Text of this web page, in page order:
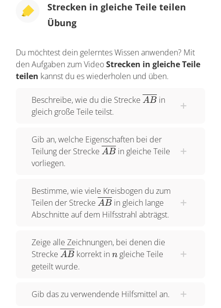
Winkel ist nicht so wichtig, aber zeichne den
Hilfsstrahl nicht zu kurz. Am Zirkel stellst du einen
einer der neuen Abschnitte. Wichtig ist nur, dass
du den Radius am Zirkel ab jetzt nicht mehr
AB in vier Teile aufteilen wollen, werden wir auch
auf dem Hilfsstrahl vier gleich lange Strecken
Kreisbogen, der den Hilfsstrahl schneidet stichst
dort wieder ein und wiederholst das Ganze. So
konstruierst du vier Schnittpunkte auf dem
zueinander haben. Mit einem Geodreieck
zeichnest du eine Gerade durch den letzten
Schnittpunkt auf dem Hilfsstrahl und den
Geraden zeichnest du Parallelen durch jeden
Schnittpunkt auf dem Hilfsstrahl. Nutze dafür zwei
Geodreieck bleibt dabei zunächst an der Geraden
Strecken in gleiche Teile teilen
Übung
Du möchtest dein gelerntes Wissen anwenden? Mit
den Aufgaben zum VideoStrecken in gleiche Teile
teilen kannst du es wiederholen und üben.
Beschreibe, wie du die Strecke \overline{AB}
AB in
gleich große Teile teilst.
Gib an, welche Eigenschaften bei der
Teilung der Strecke \overline{AB}
AB in gleiche Teile
vorliegen.
Bestimme, wie viele Kreisbogen du zum
Teilen der Strecke \overline{AB}
AB in gleich lange
Abschnitte auf dem Hilfsstrahl abträgst.
Zeige alle Zeichnungen, bei denen die
Strecke \overline{AB}
AB korrekt in n
n gleiche Teile
geteilt wurde.
Gib das zu verwendende Hilfsmittel an.